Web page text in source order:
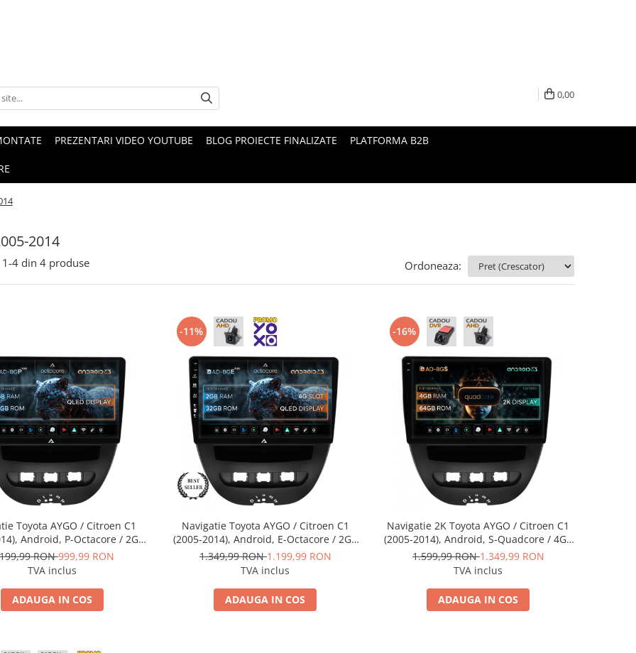
0,00
PREZENTARI VIDEO YOUTUBE BLOG PROIECTE FINALIZATE PLATFORMA B2B
2014
1-4 din 4 produse Ordoneaza:
Toyota AYGO / Citroen C1
Android, P-Octacore / 2GB
32GB ROM, 10.1 Inch - AD-
BGP9002+AD-BGRKIT099
RON999,99 RON
TVA inclus
ADAUGA IN COS
-11%
Navigatie Toyota AYGO / Citroen C1
(2005-2014), Android, E-Octacore / 2GB
RAM + 32GB ROM, 10.1 Inch - AD-
BGE9002+AD-BGRKIT099
1.349,99 RON1.199,99 RON
TVA inclus
ADAUGA IN COS
-16%
Navigatie 2K Toyota AYGO / Citroen C1
(2005-2014), Android, S-Quadcore / 4GB
RAM + 64GB ROM, 10.36 Inch - AD-
BGS90042K+AD-BGRKIT099
1.599,99 RON1.349,99 RON
TVA inclus
ADAUGA IN COS